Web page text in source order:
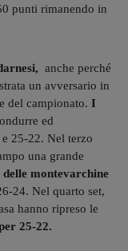
punti rimanendo in
anche perché
un avversario in
del campionato. I
ed
25-22. Nel terzo
una grande
montevarchine
24. Nel quarto set,
hanno ripreso le
25-22.